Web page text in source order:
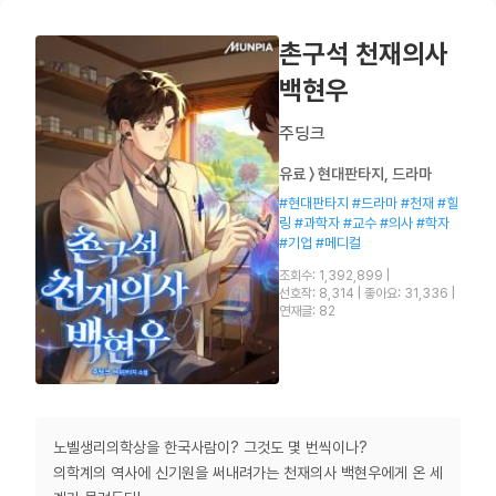
촌구석 천재의사
백현우
주딩크
유료 〉 현대판타지, 드라마
#현대판타지 #드라마 #천재 #힐
링 #과학자 #교수 #의사 #학자
#기업 #메디컬
조회수: 1,392,899
선호작: 8,314
좋아요: 31,336
연재글: 82
노벨생리의학상을 한국사람이? 그것도 몇 번씩이나?
의학계의 역사에 신기원을 써내려가는 천재의사 백현우에게 온 세